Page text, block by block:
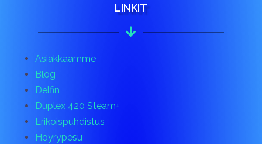
LINKIT
Asiakkaamme
Blog
Delfin
Duplex 420 Steam+
Erikoispuhdistus
Höyrypesu